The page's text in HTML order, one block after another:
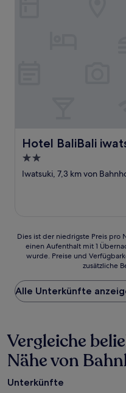
Hotel BaliBali
Hotel BaliBali iwatsuki
2.0-
Sterne-
Iwatsuki, 7,3 km von
Dies
der
Preis
pro
Nacht,
den
letzten
24 Stunden
für
einen
Dies ist der niedrigste Preis pro
einen Aufenthalt mit 1
wurde. Preise und
zusätzliche
Alle Unterkünfte
Vergleiche
Nähe von
Unterkünfte